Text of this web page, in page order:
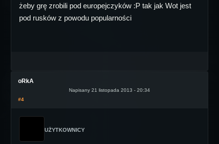
żeby grę zrobili pod europejczyków :P tak jak Wot jest
pod rusków z powodu popularności
oRkA
Napisany 21 listopada 2013 - 20:34
#4
UŻYTKOWNICY